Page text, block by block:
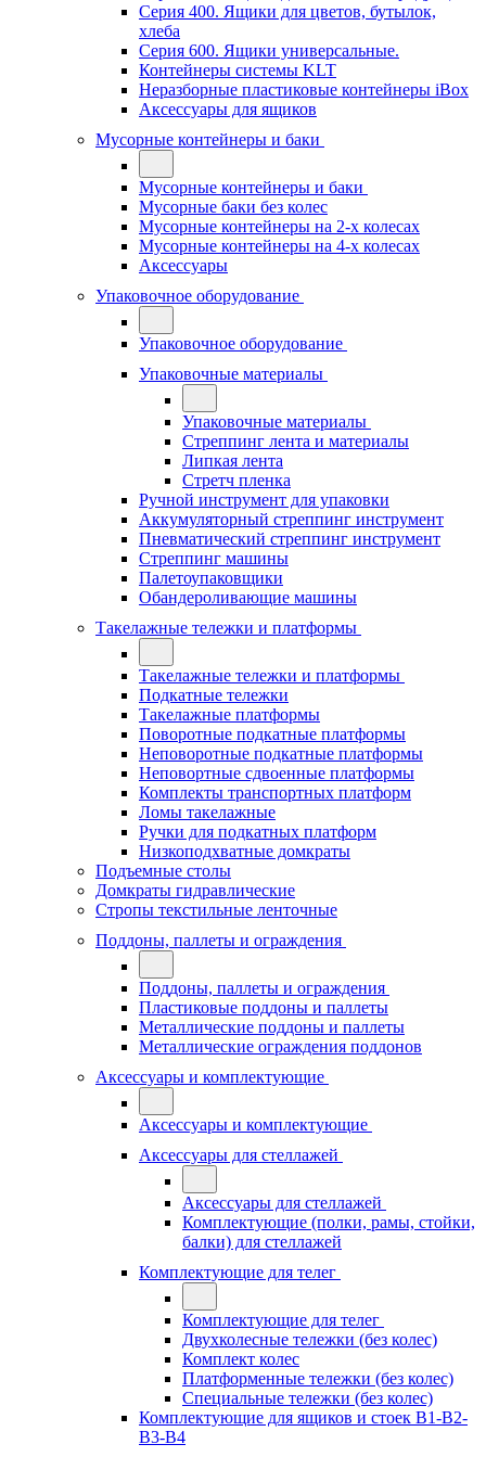
Серия 400. Ящики для цветов, бутылок,
хлеба
Серия 600. Ящики универсальные.
Контейнеры системы KLT
Неразборные пластиковые контейнеры iBox
Аксессуары для ящиков
Мусорные контейнеры и баки
Мусорные контейнеры и баки
Мусорные баки без колес
Мусорные контейнеры на 2-х колесах
Мусорные контейнеры на 4-х колесах
Аксессуары
Упаковочное оборудование
Упаковочное оборудование
Упаковочные материалы
Упаковочные материалы
Стреппинг лента и материалы
Липкая лента
Стретч пленка
Ручной инструмент для упаковки
Аккумуляторный стреппинг инструмент
Пневматический стреппинг инструмент
Стреппинг машины
Палетоупаковщики
Обандероливающие машины
Такелажные тележки и платформы
Такелажные тележки и платформы
Подкатные тележки
Такелажные платформы
Поворотные подкатные платформы
Неповоротные подкатные платформы
Неповортные сдвоенные платформы
Комплекты транспортных платформ
Ломы такелажные
Ручки для подкатных платформ
Низкоподхватные домкраты
Подъемные столы
Домкраты гидравлические
Стропы текстильные ленточные
Поддоны, паллеты и ограждения
Поддоны, паллеты и ограждения
Пластиковые поддоны и паллеты
Металлические поддоны и паллеты
Металлические ограждения поддонов
Аксессуары и комплектующие
Аксессуары и комплектующие
Аксессуары для стеллажей
Аксессуары для стеллажей
Комплектующие (полки, рамы, стойки,
балки) для стеллажей
Комплектующие для телег
Комплектующие для телег
Двухколесные тележки (без колес)
Комплект колес
Платформенные тележки (без колес)
Специальные тележки (без колес)
Комплектующие для ящиков и стоек В1-В2-
В3-В4